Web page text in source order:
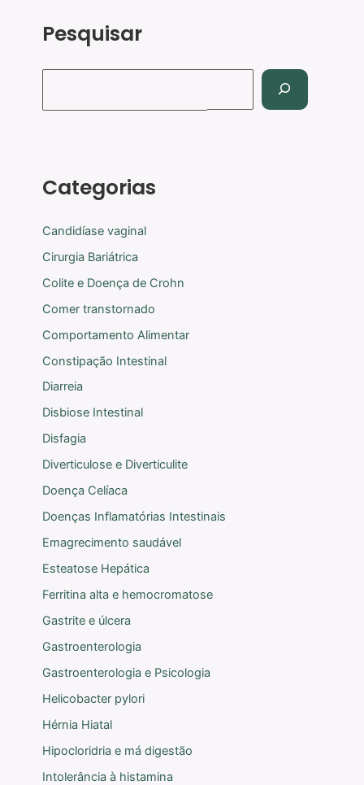
Pesquisar
Categorias
Candidíase vaginal
Cirurgia Bariátrica
Colite e Doença de Crohn
Comer transtornado
Comportamento Alimentar
Constipação Intestinal
Diarreia
Disbiose Intestinal
Disfagia
Diverticulose e Diverticulite
Doença Celíaca
Doenças Inflamatórias Intestinais
Emagrecimento saudável
Esteatose Hepática
Ferritina alta e hemocromatose
Gastrite e úlcera
Gastroenterologia
Gastroenterologia e Psicologia
Helicobacter pylori
Hérnia Hiatal
Hipocloridria e má digestão
Intolerância à histamina